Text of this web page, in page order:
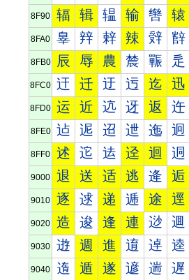
8F90 辐 辑 辒 输 辔 辕
8FA0 辠 辡 辢 辣 辤 辥
8FB0 辰 辱 農 辳 辴 辵
8FC0 迀 迁 迂 迃 迄 迅
8FD0 运 近 迒 迓 返 迕
8FE0 迠 迡 迢 迣 迤 迥
8FF0 述 迱 迲 迳 迴 迵
9000 退 送 适 逃 逄 逅
9010 逐 逑 递 逓 途 逕
9020 造 逡 逢 連 逤 逥
9030 逰 週 進 逳 逴 逵
9040 遀 遁 遂 遃 遄 遅